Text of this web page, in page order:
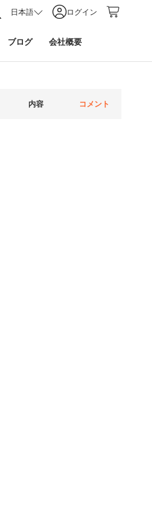
日本語 ログイン
ブログ 会社概要
内容 コメント